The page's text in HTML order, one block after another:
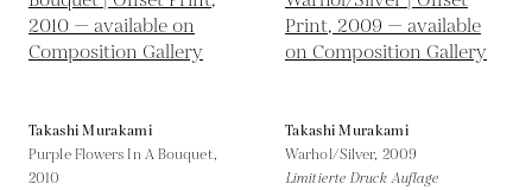
Takashi Murakami
Purple Flowers In A Bouquet,
2010
Takashi Murakami
Warhol/Silver, 2009
Limitierte Druck Auflage